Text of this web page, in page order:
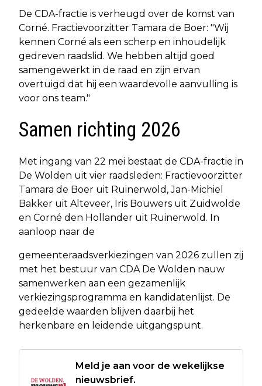
De CDA-fractie is verheugd over de komst van
Corné. Fractievoorzitter Tamara de Boer: "Wij
kennen Corné als een scherp en inhoudelijk
gedreven raadslid. We hebben altijd goed
samengewerkt in de raad en zijn ervan
overtuigd dat hij een waardevolle aanvulling is
voor ons team."
Samen richting 2026
Met ingang van 22 mei bestaat de CDA-fractie in
De Wolden uit vier raadsleden: Fractievoorzitter
Tamara de Boer uit Ruinerwold, Jan-Michiel
Bakker uit Alteveer, Iris Bouwers uit Zuidwolde
en Corné den Hollander uit Ruinerwold. In
aanloop naar de
gemeenteraadsverkiezingen van 2026 zullen zij
met het bestuur van CDA De Wolden nauw
samenwerken aan een gezamenlijk
verkiezingsprogramma en kandidatenlijst. De
gedeelde waarden blijven daarbij het
herkenbare en leidende uitgangspunt.
Meld je aan voor de wekelijkse
nieuwsbrief.